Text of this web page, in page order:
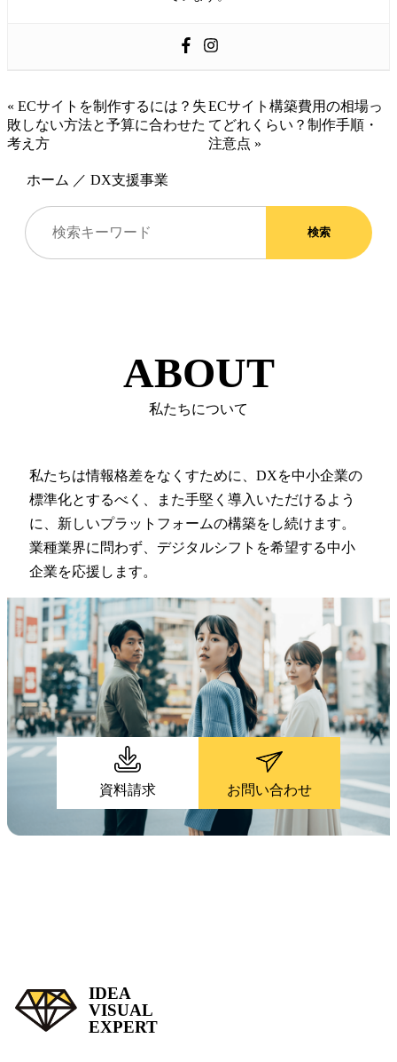
« ECサイトを制作するには？失
敗しない方法と予算に合わせた
考え方
ECサイト構築費用の相場っ
てどれくらい？制作手順・
注意点 »
ホーム ／ DX支援事業
検索
ABOUT
私たちについて
私たちは情報格差をなくすために、DXを中小企業の
標準化とするべく、また手堅く導入いただけるよう
に、新しいプラットフォームの構築をし続けます。
業種業界に問わず、デジタルシフトを希望する中小
企業を応援します。
資料請求 お問い合わせ
IDEA
VISUAL
EXPERT